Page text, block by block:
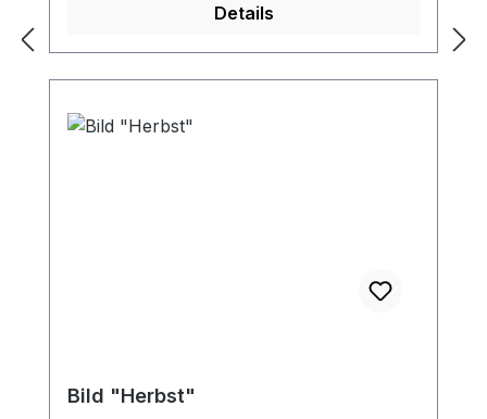
Details
Bild "Herbst"